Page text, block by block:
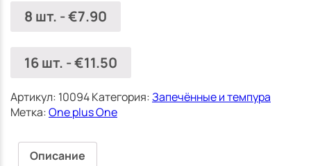
8 шт. -€7.90
16 шт. -€11.50
Артикул: 10094Категория:Запечённые и темпура
Метка:One plus One
Описание